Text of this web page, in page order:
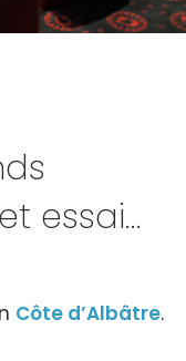
essai…
Côte d’Albâtre.